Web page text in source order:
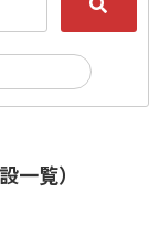
一覧）